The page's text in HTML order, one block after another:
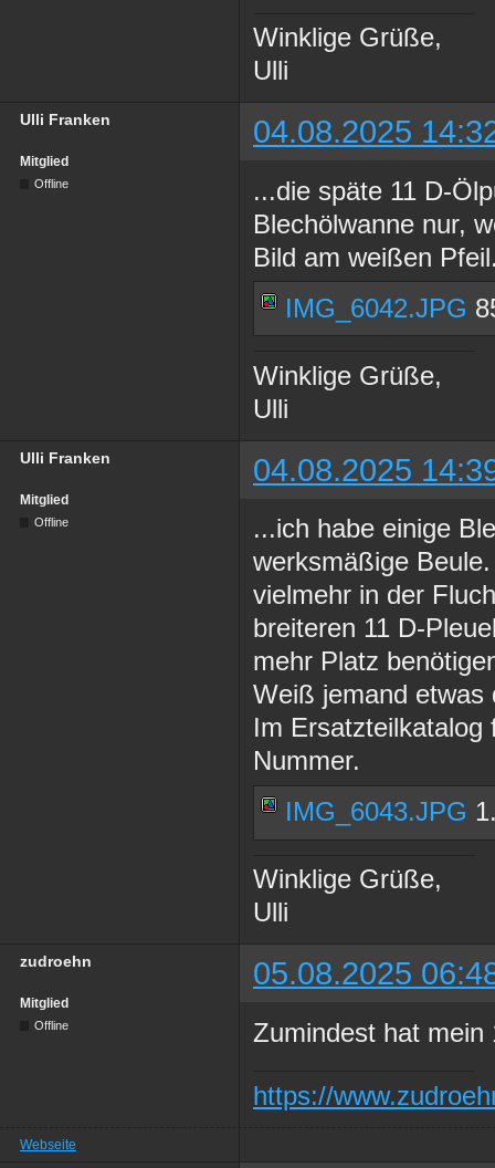
Winklige Grüße,
Ulli
Ulli Franken 04.08.2025
Mitglied
Offline
...die späte 11 D-
Blechölwanne nur,
Bild am weißen
IMG_6042.JPG
Winklige Grüße,
Ulli
Ulli Franken 04.08.2025
Mitglied
Offline
...ich habe einige
werksmäßige
vielmehr in der
breiteren 11 D-
mehr Platz
Weiß jemand etwas
Im Ersatzteilkatalog
Nummer.
IMG_6043.JPG
Winklige Grüße,
Ulli
zudroehn 05.08.2025
Mitglied
Offline Zumindest hat mein
https://
Webseite